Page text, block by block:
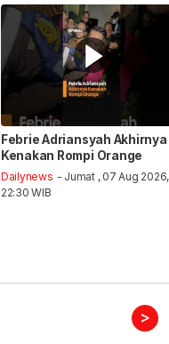
Febrie Adriansyah Akhirnya
Kenakan Rompi Orange
Dailynews - Jumat , 07 Aug 2026,
22:30 WIB
>